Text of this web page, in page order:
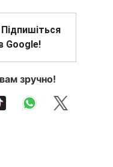
Google!
зручно!